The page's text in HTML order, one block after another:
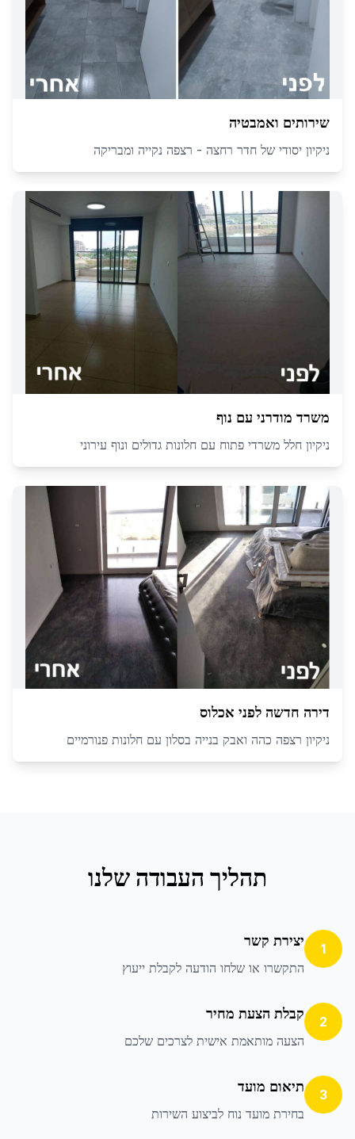
שירותים ואמבטיה
ניקיון יסודי של חדר רחצה - רצפה נקייה ומבריקה
משרד מודרני עם נוף
ניקיון חלל משרדי פתוח עם חלונות גדולים ונוף עירוני
דירה חדשה לפני אכלוס
ניקיון רצפה כהה ואבק בנייה בסלון עם חלונות פנורמיים
תהליך העבודה שלנו
1 יצירת קשר
התקשרו או שלחו הודעה לקבלת ייעוץ
2 קבלת הצעת מחיר
הצעה מותאמת אישית לצרכים שלכם
3 תיאום מועד
בחירת מועד נוח לביצוע השירות